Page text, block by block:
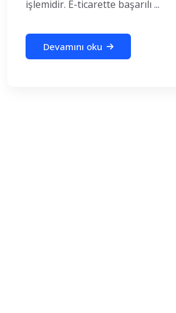
işlemidir. E-ticarette başarılı ...
Devamını oku